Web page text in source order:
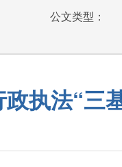
公文类型：
执法“三